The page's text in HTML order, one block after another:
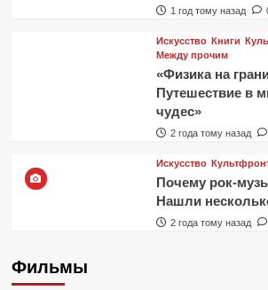
1 год тому назад
Искусство Книги
Между прочим
«Физика на
Путешествие в
чудес»
2 года тому назад
Искусство
Почему рок-
Нашли
2 года тому назад
Фильмы
Фильмы